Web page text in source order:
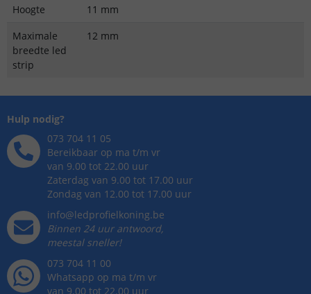
Hoogte
11 mm
Maximale
breedte led
strip
12 mm
Hulp nodig?
073 704 11 05
Bereikbaar op ma t/m vr
van 9.00 tot 22.00 uur
Zaterdag van 9.00 tot 17.00 uur
Zondag van 12.00 tot 17.00 uur
info@ledprofielkoning.be
Binnen 24 uur antwoord,
meestal sneller!
073 704 11 00
Whatsapp op ma t/m vr
van 9.00 tot 22.00 uur